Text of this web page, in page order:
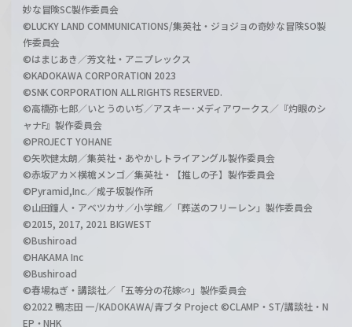
妙な冒険SC製作委員会
©LUCKY LAND COMMUNICATIONS/集英社・ジョジョの奇妙な冒険SO製
作委員会
©はまじあき／芳文社・アニプレックス
©KADOKAWA CORPORATION 2023
©SNK CORPORATION ALL RIGHTS RESERVED.
©高橋弥七郎／いとうのいぢ／アスキー･メディアワークス／『灼眼のシ
ャナF』製作委員会
©PROJECT YOHANE
©矢吹健太朗／集英社・あやかしトライアングル製作委員会
©赤坂アカ×横槍メンゴ／集英社・【推しの子】製作委員会
©Pyramid,Inc.／成子坂製作所
©山田鐘人・アベツカサ／小学館／「葬送のフリーレン」製作委員会
©2015, 2017, 2021 BIGWEST
©Bushiroad
©HAKAMA Inc
©Bushiroad
©春場ねぎ・講談社／「五等分の花嫁∽」製作委員会
©2022 鴨志田 一/KADOKAWA/青ブタ Project ©CLAMP・ST/講談社・N
EP・NHK